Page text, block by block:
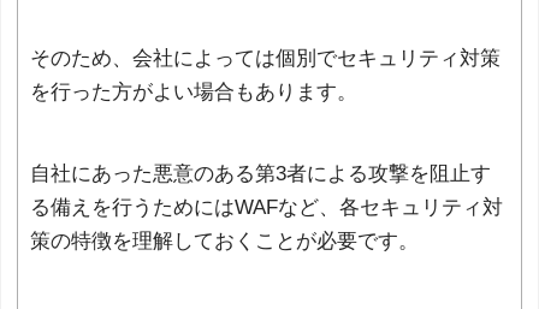
そのため、会社によっては個別でセキュリティ対策
を行った方がよい場合もあります。
自社にあった悪意のある第3者による攻撃を阻止す
る備えを行うためにはWAFなど、各セキュリティ対
策の特徴を理解しておくことが必要です。